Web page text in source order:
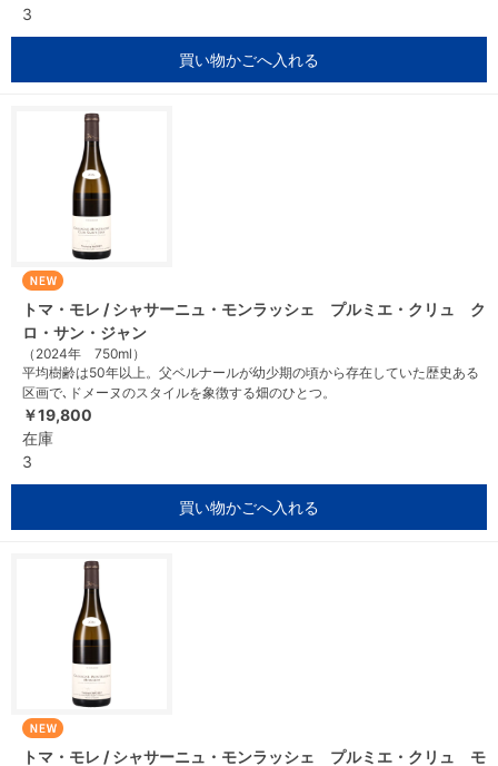
3
買い物かごへ入れる
トマ・モレ / シャサーニュ・モンラッシェ プルミエ・クリュ ク
ロ・サン・ジャン
（2024年 750ml）
平均樹齢は50年以上。父ベルナールが幼少期の頃から存在していた歴史ある
区画で､ドメーヌのスタイルを象徴する畑のひとつ。
￥19,800
在庫
3
買い物かごへ入れる
トマ・モレ / シャサーニュ・モンラッシェ プルミエ・クリュ モ